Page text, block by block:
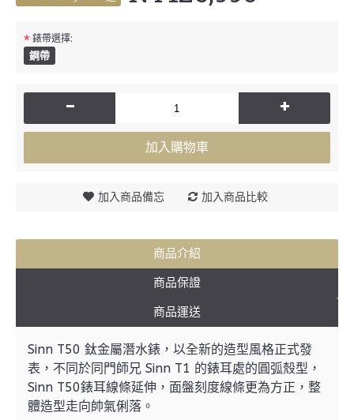
* 錶帶選擇:
鋼帶
- +
加入購物車
加入商品備忘 加入商品比較
商品介紹
商品保證
商品運送
Sinn T50 鈦金屬潛水錶，以全新的造型風格正式發
表，不同於同門師兄 Sinn T1 的錶耳處的圓弧殼型，
Sinn T50錶耳線條延伸，面盤刻度線條更為方正，整
體造型走向帥氣俐落。